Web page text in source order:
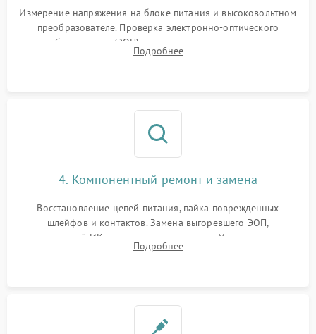
Измерение напряжения на блоке питания и высоковольтном
преобразователе. Проверка электронно-оптического
преобразователя (ЭОП) на стенде на предмет эмиссии,
шумов и засветок. Диагностика микросхем цифровых
Подробнее
4. Компонентный ремонт и замена
Восстановление цепей питания, пайка поврежденных
шлейфов и контактов. Замена выгоревшего ЭОП,
неисправной ИК-подсветки или матрицы. Ультразвуковая
очистка плат и удаление загрязнений с линз объектива и
Подробнее